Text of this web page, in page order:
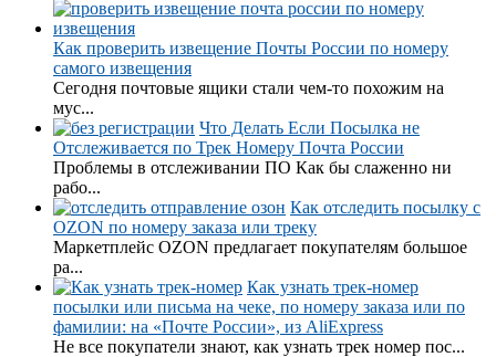
Как проверить извещение Почты России по номеру
самого извещения
Сегодня почтовые ящики стали чем-то похожим на
мус...
Что Делать Если Посылка не
Отслеживается по Трек Номеру Почта России
Проблемы в отслеживании ПО Как бы слаженно ни
рабо...
Как отследить посылку с
OZON по номеру заказа или треку
Маркетплейс OZON предлагает покупателям большое
ра...
Как узнать трек-номер
посылки или письма на чеке, по номеру заказа или по
фамилии: на «Почте России», из AliExpress
Не все покупатели знают, как узнать трек номер пос...